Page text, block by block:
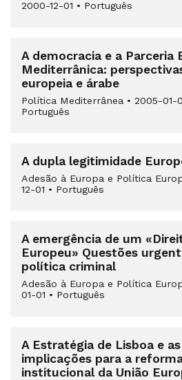
2000-12-01 • Português
A democracia e a Parceria
Mediterrânica:
europeia e árabe
Política Mediterrânea • 2005-01-
Português
A dupla legitimidade
Adesão à Europa e Política
12-01 • Português
A emergência de um
Europeu» Questões
política criminal
Adesão à Europa e Política
01-01 • Português
A Estratégia de Lisboa e
implicações para a
institucional da União